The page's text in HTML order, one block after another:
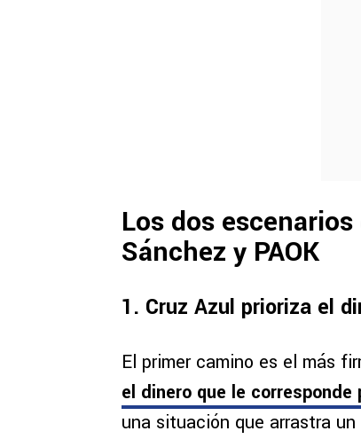
Los dos
Sánchez y PAOK
1. Cruz Azul prioriza el
El primer camino es el más
el dinero que le corresponde
una situación que arrastra